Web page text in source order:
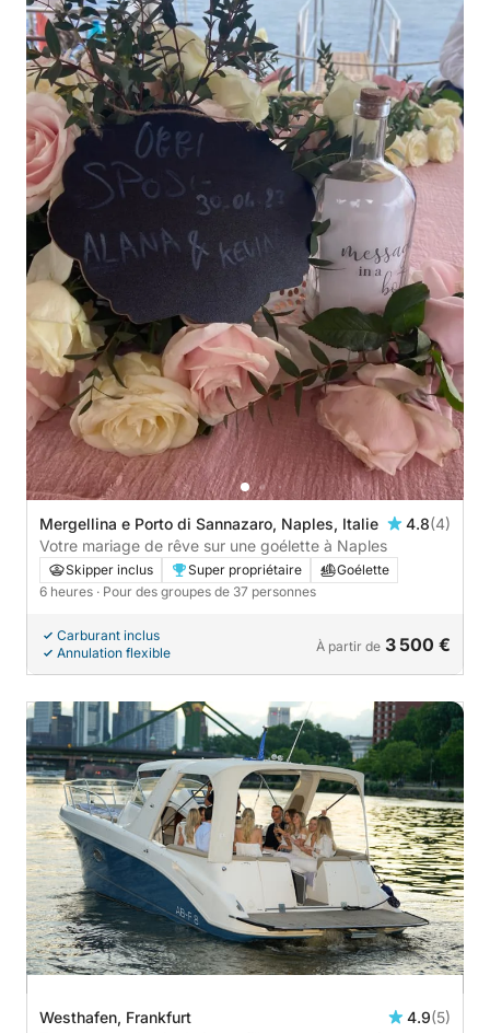
Mergellina e Porto di Sannazaro, Naples, Italie 4.8(4)
Votre mariage de rêve sur une goélette à Naples
Skipper inclus Super propriétaire
Goélette
6 heures · Pour des groupes de 37 personnes
Carburant inclus
Annulation flexible
À partir de 3 500 €
Westhafen, Frankfurt 4.9(5)